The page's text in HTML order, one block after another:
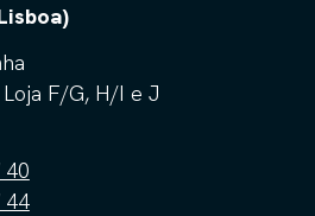
F/G, H/I e J
40
44